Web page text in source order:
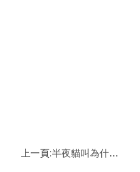
上一頁:半夜貓叫為什麼那麼恐怖？